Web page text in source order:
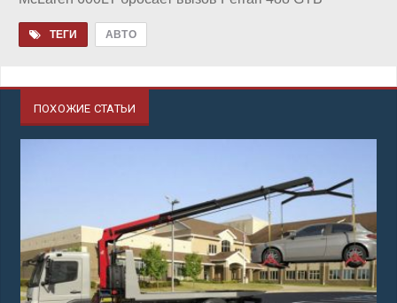
ТЕГИ АВТО
ПОХОЖИЕ СТАТЬИ